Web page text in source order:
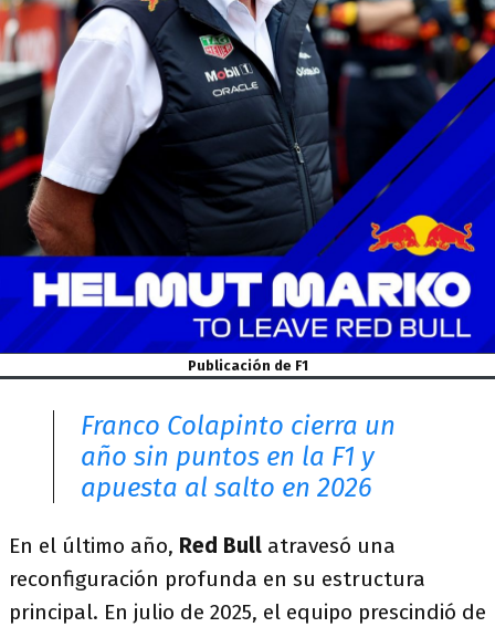
Publicación de F1
Franco Colapinto cierra un
año sin puntos en la F1 y
apuesta al salto en 2026
En el último año, Red Bull atravesó una
reconfiguración profunda en su estructura
principal. En julio de 2025, el equipo prescindió de